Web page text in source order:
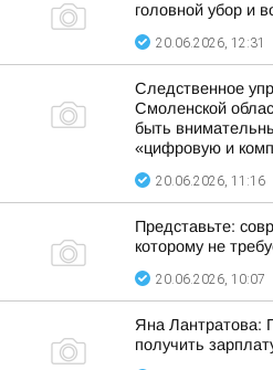
головной убор и
20.06.2026, 12:31
Следственное
Смоленской
быть
«цифровую и
20.06.2026, 11:16
Представьте:
которому не
20.06.2026, 10:07
Яна Лантратова:
получить